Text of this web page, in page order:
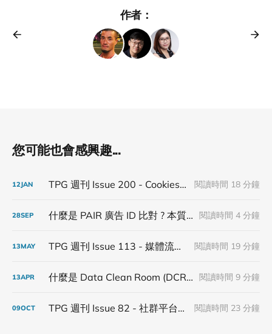
作者：
您可能也會感興趣...
12JAN TPG 週刊 Issue 200 - Cookies、Data Clean Room 都告一段落了，我們仍舊繼續發刊 閱讀時間 18 分鐘
28SEP 什麼是 PAIR 廣告 ID 比對 ? 本質上就是 Data Clean Room 的運用 閱讀時間 4 分鐘
13MAY TPG 週刊 Issue 113 - 媒體流量再次腰斬 閱讀時間 19 分鐘
13APR 什麼是 Data Clean Room (DCR) 資料無塵室? 為何 DCR 是對抗 Cookieless 必備應用？ 閱讀時間 9 分鐘
09OCT TPG 週刊 Issue 82 - 社群平台帶頭做付費會員 閱讀時間 23 分鐘